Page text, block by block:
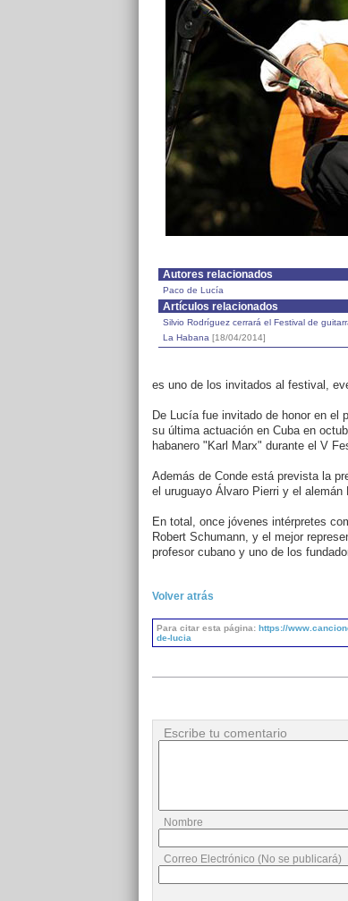
Autores relacionados
Paco de Lucía
Artículos relacionados
Silvio Rodríguez cerrará el Festival de
La Habana [18/04/2014]
es uno de los invitados al festival,
De Lucía fue invitado de honor en el
su última actuación en Cuba en
habanero "Karl Marx" durante el V
Además de Conde está prevista la
el uruguayo Álvaro Pierri y el alemán
En total, once jóvenes intérpretes
Robert Schumann, y el mejor
profesor cubano y uno de los
Volver atrás
Para citar esta página: https://
de-lucia
Escribe tu comentario
Nombre
Correo Electrónico (No se publicará)